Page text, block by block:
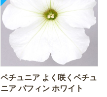
ペチュニア よく咲くペチュ
ニア パフィン ホワイト